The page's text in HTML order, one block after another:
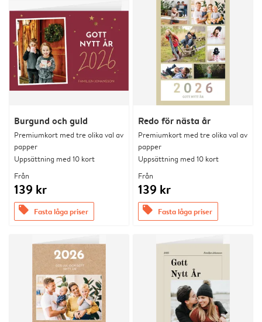
Burgund och guld
Premiumkort med tre olika val av
papper
Uppsättning med 10 kort
Från
139 kr
offers Fasta låga priser
Redo för nästa år
Premiumkort med tre olika val av
papper
Uppsättning med 10 kort
Från
139 kr
offers Fasta låga priser